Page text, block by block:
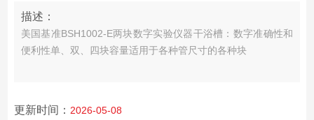
描述：
美国基准BSH1002-E两块数字实验仪器干浴槽： 数字准确性和
便利性单、双、四块容量适用于各种管尺寸的各种块
更新时间： 2026-05-08